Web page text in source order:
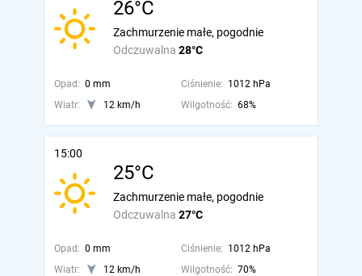
26°C
Odczuwalna 28°C
Zachmurzenie małe, pogodnie
Opad: 0 mm Ciśnienie: 1012 hPa
Wiatr:
12 km/h Wilgotność: 68%
15:00
25°C
Odczuwalna 27°C
Zachmurzenie małe, pogodnie
Opad: 0 mm Ciśnienie: 1012 hPa
Wiatr:
12 km/h Wilgotność: 70%